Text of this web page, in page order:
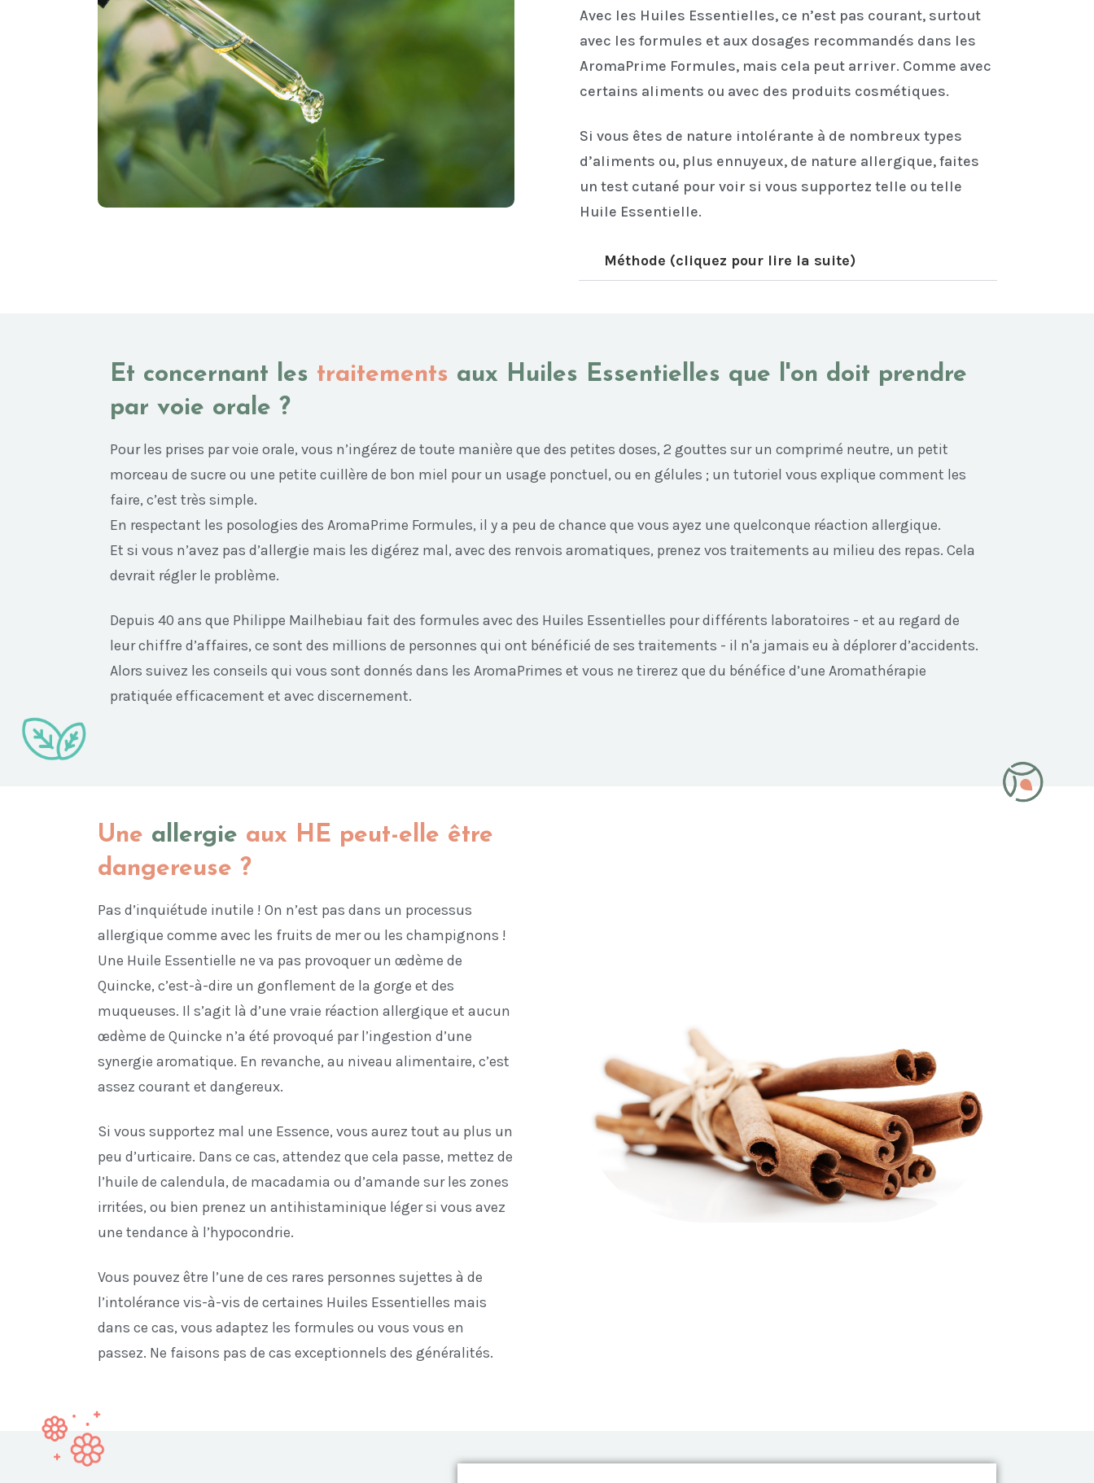
Avec les Huiles Essentielles, ce n’est pas courant, surtout
avec les formules et aux dosages recommandés dans les
AromaPrime Formules, mais cela peut arriver. Comme avec
certains aliments ou avec des produits cosmétiques.
Si vous êtes de nature intolérante à de nombreux types
d’aliments ou, plus ennuyeux, de nature allergique, faites
un test cutané pour voir si vous supportez telle ou telle
Huile Essentielle.
Méthode (cliquez pour lire la suite)
Et concernant les traitements aux Huiles Essentielles que l'on doit prendre
par voie orale ?
Pour les prises par voie orale, vous n’ingérez de toute manière que des petites doses, 2 gouttes sur un comprimé neutre, un petit
morceau de sucre ou une petite cuillère de bon miel pour un usage ponctuel, ou en gélules ; un tutoriel vous explique comment les
faire, c’est très simple.
En respectant les posologies des AromaPrime Formules, il y a peu de chance que vous ayez une quelconque réaction allergique.
Et si vous n’avez pas d’allergie mais les digérez mal, avec des renvois aromatiques, prenez vos traitements au milieu des repas. Cela
devrait régler le problème.
Depuis 40 ans que Philippe Mailhebiau fait des formules avec des Huiles Essentielles pour différents laboratoires - et au regard de
leur chiffre d’affaires, ce sont des millions de personnes qui ont bénéficié de ses traitements - il n'a jamais eu à déplorer d’accidents.
Alors suivez les conseils qui vous sont donnés dans les AromaPrimes et vous ne tirerez que du bénéfice d’une Aromathérapie
pratiquée efficacement et avec discernement.
Une allergie aux HE peut-elle être
dangereuse ?
Pas d’inquiétude inutile ! On n’est pas dans un processus
allergique comme avec les fruits de mer ou les champignons !
Une Huile Essentielle ne va pas provoquer un œdème de
Quincke, c’est-à-dire un gonflement de la gorge et des
muqueuses. Il s’agit là d’une vraie réaction allergique et aucun
œdème de Quincke n’a été provoqué par l’ingestion d’une
synergie aromatique. En revanche, au niveau alimentaire, c’est
assez courant et dangereux.
Si vous supportez mal une Essence, vous aurez tout au plus un
peu d’urticaire. Dans ce cas, attendez que cela passe, mettez de
l’huile de calendula, de macadamia ou d’amande sur les zones
irritées, ou bien prenez un antihistaminique léger si vous avez
une tendance à l’hypocondrie.
Vous pouvez être l’une de ces rares personnes sujettes à de
l’intolérance vis-à-vis de certaines Huiles Essentielles mais
dans ce cas, vous adaptez les formules ou vous vous en
passez. Ne faisons pas de cas exceptionnels des généralités.